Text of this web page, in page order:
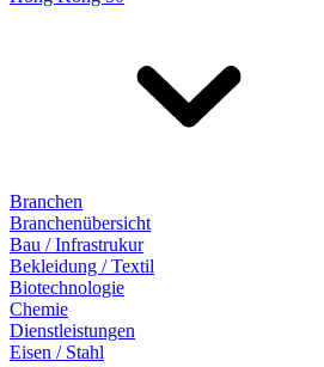
Branchen
Branchenübersicht
Bau / Infrastrukur
Bekleidung / Textil
Biotechnologie
Chemie
Dienstleistungen
Eisen / Stahl